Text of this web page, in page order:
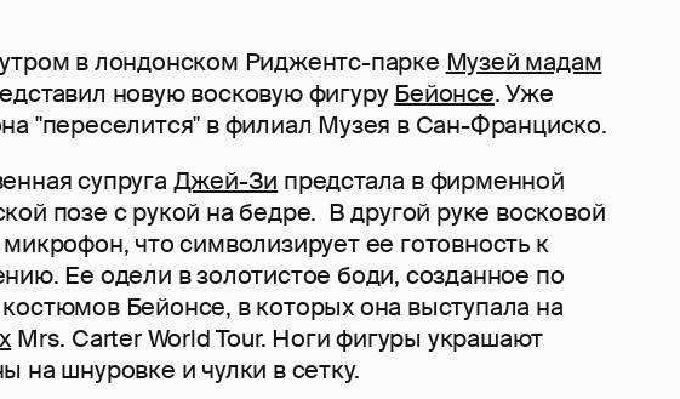
в лондонском Риджентс-парке Музей мадам
новую восковую фигуру Бейонсе. Уже
"переселится" в филиал Музея в Сан-Франциско.
супруга Джей-Зи предстала в фирменной
позе с рукой на бедре. В другой руке восковой
что символизирует ее готовность к
Ее одели в золотистое боди, созданное по
Бейонсе, в которых она выступала на
Mrs. Carter World Tour. Ноги фигуры украшают
на шнуровке и чулки в сетку.